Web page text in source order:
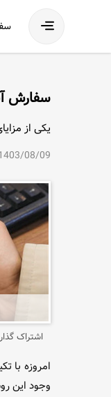
سفارش
1403/08/09 در ساعت
یکی از
اشتراک
امروزه با
وجود این